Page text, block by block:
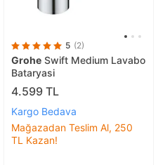
5 (2)
Grohe Swift Medium Lavabo
Bataryasi
4.599 TL
Kargo Bedava
Mağazadan Teslim Al, 250
TL Kazan!